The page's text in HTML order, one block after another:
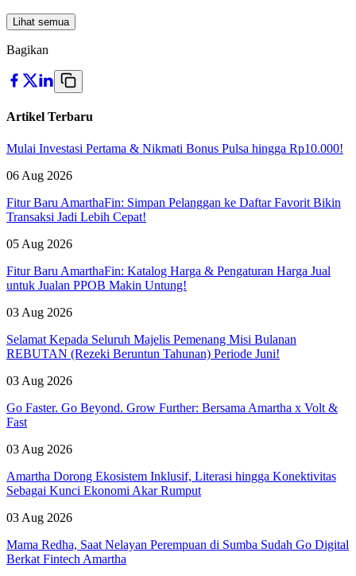
Lihat semua
Bagikan
Artikel Terbaru
Mulai Investasi Pertama & Nikmati Bonus Pulsa hingga Rp10.000!
06 Aug 2026
Fitur Baru AmarthaFin: Simpan Pelanggan ke Daftar Favorit Bikin
Transaksi Jadi Lebih Cepat!
05 Aug 2026
Fitur Baru AmarthaFin: Katalog Harga & Pengaturan Harga Jual
untuk Jualan PPOB Makin Untung!
03 Aug 2026
Selamat Kepada Seluruh Majelis Pemenang Misi Bulanan
REBUTAN (Rezeki Beruntun Tahunan) Periode Juni!
03 Aug 2026
Go Faster. Go Beyond. Grow Further: Bersama Amartha x Volt &
Fast
03 Aug 2026
Amartha Dorong Ekosistem Inklusif, Literasi hingga Konektivitas
Sebagai Kunci Ekonomi Akar Rumput
03 Aug 2026
Mama Redha, Saat Nelayan Perempuan di Sumba Sudah Go Digital
Berkat Fintech Amartha